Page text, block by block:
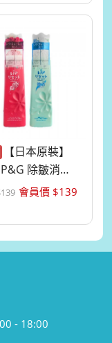
【日本原裝】
除皺消臭
軟精 RE...
139 會員價 $139
- 18:00